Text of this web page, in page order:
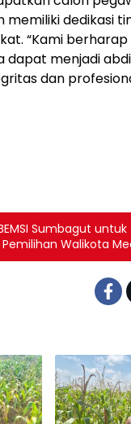
memiliki dedikasi
“Kami
dapat menjadi
dan
Sumbagut untuk
Walikota